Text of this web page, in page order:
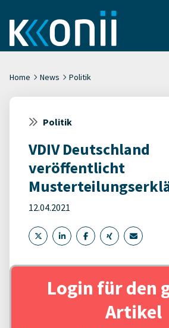
Home News Politik
Politik
VDIV Deutschland
veröffentlicht
12.04.2021
Login für den
Artikel